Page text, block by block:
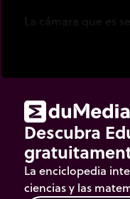
La cámara que es
Descubra
La enciclopedia
ciencias y las